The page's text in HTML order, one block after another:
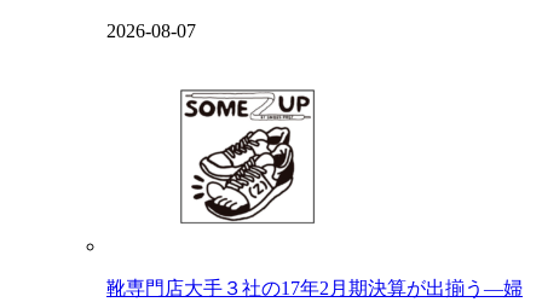
2026-08-07
靴専門店大手３社の17年2月期決算が出揃う―婦